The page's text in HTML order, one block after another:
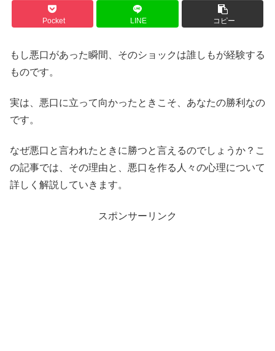
Pocket LINE コピー
もし悪口があった瞬間、そのショックは誰しもが経験する
ものです。
実は、悪口に立って向かったときこそ、あなたの勝利なの
です。
なぜ悪口と言われたときに勝つと言えるのでしょうか？こ
の記事では、その理由と、悪口を作る人々の心理について
詳しく解説していきます。
スポンサーリンク